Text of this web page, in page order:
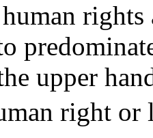
upper
right